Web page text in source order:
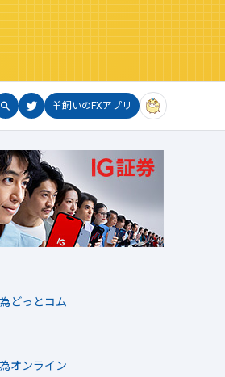
羊飼いのFXアプリ